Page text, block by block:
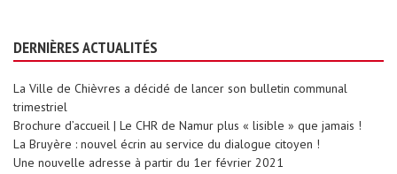
DERNIÈRES ACTUALITÉS
La Ville de Chièvres a décidé de lancer son bulletin communal
trimestriel
Brochure d’accueil | Le CHR de Namur plus « lisible » que jamais !
La Bruyère : nouvel écrin au service du dialogue citoyen !
Une nouvelle adresse à partir du 1er février 2021